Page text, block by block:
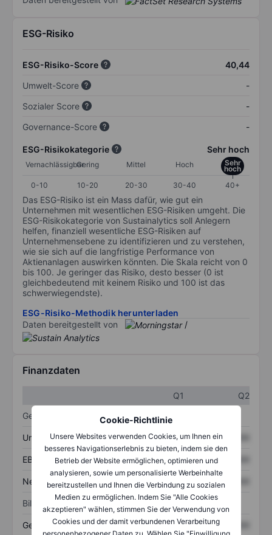
Cookie-Richtlinie
Unsere Websites verwenden Cookies, um Ihnen ein
besseres Navigationserlebnis zu bieten, indem sie den
Betrieb der Website ermöglichen, optimieren und
analysieren, sowie um personalisierte Werbeinhalte
bereitzustellen und Ihnen die Verbindung zu sozialen
Medien zu ermöglichen. Indem Sie "Alle Cookies
akzeptieren" wählen, stimmen Sie der Verwendung von
Cookies und der damit verbundenen Verarbeitung
personenbezogener Daten zu. Wählen Sie "Einwilligung
ESG-Risiko
ESG-Risiko-Score
40,44
Umwelt-Score
-
Sozialer Score
-
Governance-Score
-
ESG-Risikokategorie Sehr hoch
VernachlässigbarGering Mittel Hoch Sehr
hoch
0-10
10-20 20-30 30-40 40+
Das ESG-Risiko ist ein Mass dafür, wie gut ein
Unternehmen mit wesentlichen ESG-Risiken umgeht. Die
ESG-Risikokategorie von Sustainalytics soll Anlegern
helfen, finanziell wesentliche ESG-Risiken auf
Unternehmensebene zu identifizieren und zu verstehen,
wie sie sich auf die langfristige Performance von
Aktienanlagen auswirken könnten. Die Skala reicht von 0
bis 100. Je geringer das Risiko, desto besser (0 ist
gleichbedeutend mit keinem Risiko und 100 ist das
schwerwiegendste).
ESG-Risiko-Methodik herunterladen
Daten bereitgestellt von
/
Finanzdaten
Q1
Q2
Gewinn- und Verlustrechnung
Umsatz XXXXXXX XXXXXXX
EBITDA XXXXXXX XXXXXXX
Nettoeinkommen XXXXXXX XXXXXXX
Bilanz
Gesamtvermögen XXXXXXX XXXXXXX